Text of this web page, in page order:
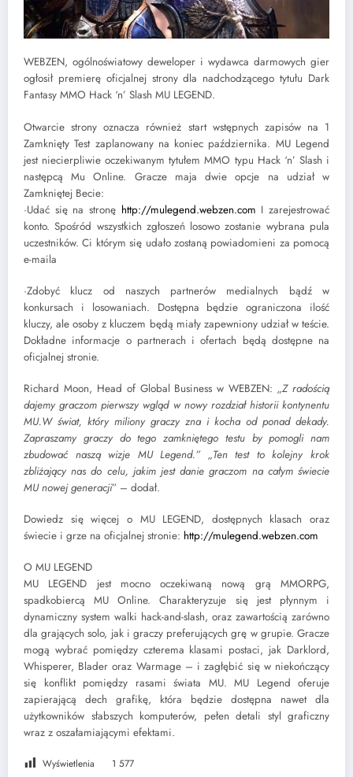
WEBZEN, ogólnoświatowy deweloper i wydawca darmowych gier
ogłosił premierę oficjalnej strony dla nadchodzącego tytułu Dark
Fantasy MMO Hack ‘n’ Slash MU LEGEND.
Otwarcie strony oznacza również start wstępnych zapisów na 1
Zamknięty Test zaplanowany na koniec października. MU Legend
jest niecierpliwie oczekiwanym tytułem MMO typu Hack ‘n’ Slash i
następcą Mu Online. Gracze maja dwie opcje na udział w
Zamkniętej Becie:
·Udać się na stronę http://mulegend.webzen.com I zarejestrować
konto. Spośród wszystkich zgłoszeń losowo zostanie wybrana pula
uczestników. Ci którym się udało zostaną powiadomieni za pomocą
e-maila
·Zdobyć klucz od naszych partnerów medialnych bądź w
konkursach i losowaniach. Dostępna będzie ograniczona ilość
kluczy, ale osoby z kluczem będą miały zapewniony udział w teście.
Dokładne informacje o partnerach i ofertach będą dostępne na
oficjalnej stronie.
Richard Moon, Head of Global Business w WEBZEN: „Z radością
dajemy graczom pierwszy wgląd w nowy rozdział historii kontynentu
MU.W świat, który miliony graczy zna i kocha od ponad dekady.
Zapraszamy graczy do tego zamkniętego testu by pomogli nam
zbudować naszą wizje MU Legend.” „Ten test to kolejny krok
zbliżający nas do celu, jakim jest danie graczom na całym świecie
MU nowej generacji” – dodał.
Dowiedz się więcej o MU LEGEND, dostępnych klasach oraz
świecie i grze na oficjalnej stronie: http://mulegend.webzen.com
O MU LEGEND
MU LEGEND jest mocno oczekiwaną nową grą MMORPG,
spadkobiercą MU Online. Charakteryzuje się jest płynnym i
dynamiczny system walki hack-and-slash, oraz zawartością zarówno
dla grających solo, jak i graczy preferujących grę w grupie. Gracze
mogą wybrać pomiędzy czterema klasami postaci, jak Darklord,
Whisperer, Blader oraz Warmage – i zagłębić się w niekończący
się konflikt pomiędzy rasami świata MU. MU Legend oferuje
zapierającą dech grafikę, która będzie dostępna nawet dla
użytkowników słabszych komputerów, pełen detali styl graficzny
wraz z oszałamiającymi efektami.
Wyświetlenia 1 577